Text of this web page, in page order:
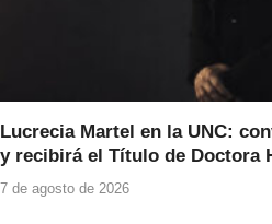
Lucrecia Martel en la UNC:
y recibirá el Título de Doctora
7 de agosto de 2026